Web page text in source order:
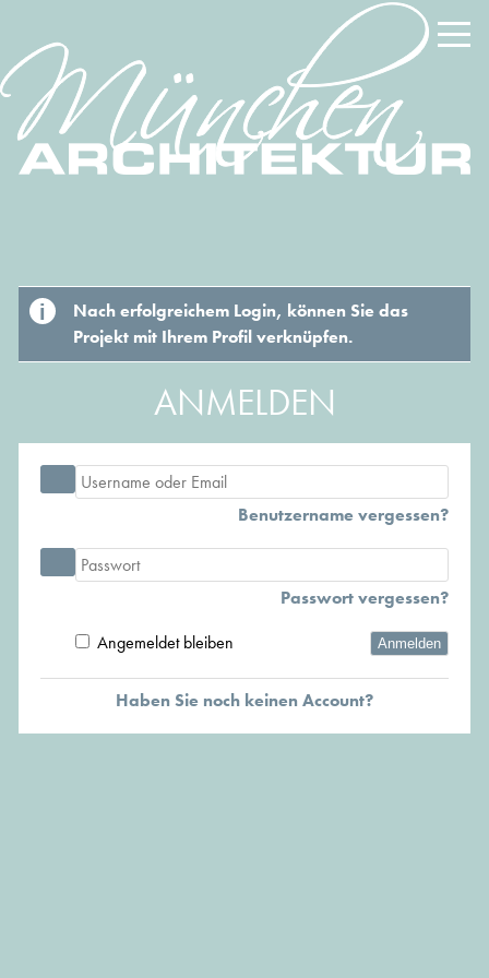
Nach erfolgreichem Login, können Sie das
Projekt mit Ihrem Profil verknüpfen.
ANMELDEN
Benutzername vergessen?
Passwort vergessen?
Angemeldet bleiben
Anmelden
Haben Sie noch keinen Account?